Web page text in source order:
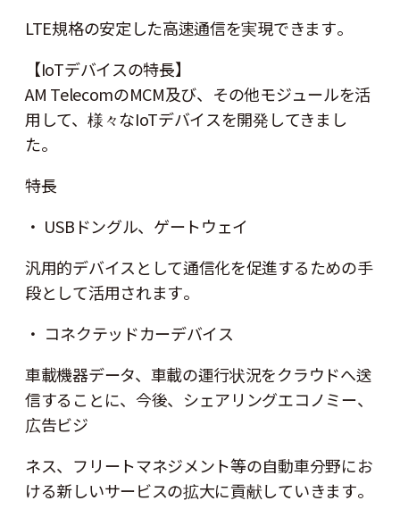
LTE規格の安定した高速通信を実現できます。
【IoTデバイスの特長】
AM TelecomのMCM及び、その他モジュールを活
用して、様々なIoTデバイスを開発してきまし
た。
特長
・ USBドングル、ゲートウェイ
汎用的デバイスとして通信化を促進するための手
段として活用されます。
・ コネクテッドカーデバイス
車載機器データ、車載の運行状況をクラウドへ送
信することに、今後、シェアリングエコノミー、
広告ビジ
ネス、フリートマネジメント等の自動車分野にお
ける新しいサービスの拡大に貢献していきます。